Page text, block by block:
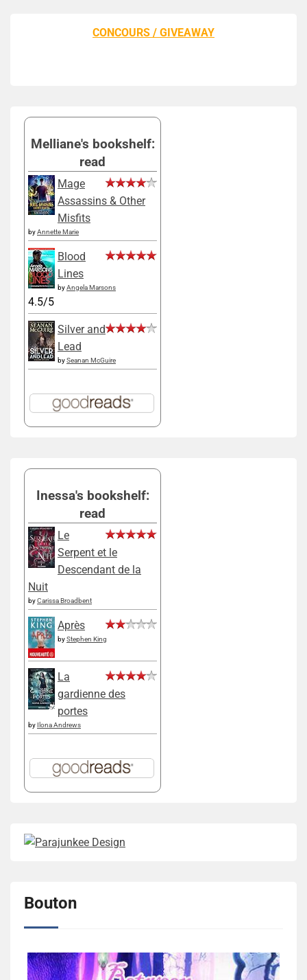
CONCOURS / GIVEAWAY
Melliane's bookshelf:
read
Mage
Assassins & Other
Misfits
byAnnette Marie
Blood
Lines
byAngela Marsons
4.5/5
Silver and
Lead
bySeanan McGuire
Inessa's bookshelf:
read
Le
Serpent et le
Descendant de la
Nuit
byCarissa Broadbent
Après
byStephen King
La
gardienne des
portes
by Ilona Andrews
Bouton